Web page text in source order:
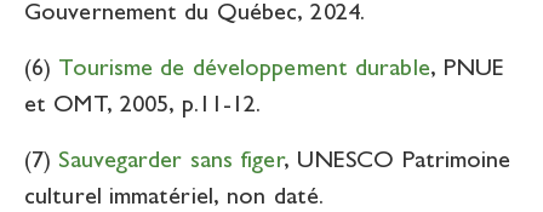
Gouvernement du Québec, 2024.
(6) Tourisme de développement durable, PNUE
et OMT, 2005, p.11-12.
(7) Sauvegarder sans figer, UNESCO Patrimoine
culturel immatériel, non daté.